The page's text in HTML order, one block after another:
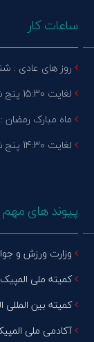
ساعات کار
روز های عادی :
لغایت 15:30 پنج شنبه : تعطیل
ماه مبارک رمضان :
لغایت 14:30 پنج شنبه : تعطیل
پیوند های مهم
وزارت ورزش و
کمیته ملی المپیک
کمیته بین المللی
آکادمی ملی